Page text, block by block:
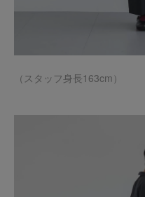
（スタッフ身長163cm）